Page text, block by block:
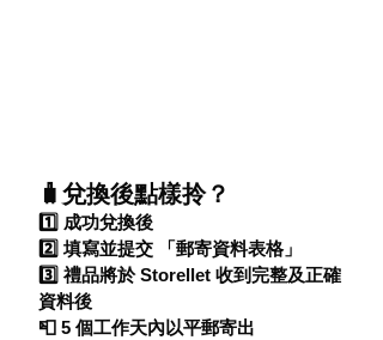
🧳兌換後點樣拎？
1️⃣ 成功兌換後
2️⃣ 填寫並提交 「郵寄資料表格」
3️⃣ 禮品將於 Storellet 收到完整及正確
資料後
📮 5 個工作天內以平郵寄出